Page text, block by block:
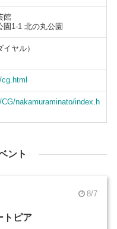
館
園1-1 北の丸公園
ヤル）
nakamuraminato/index.h
ント
8/7
トピア